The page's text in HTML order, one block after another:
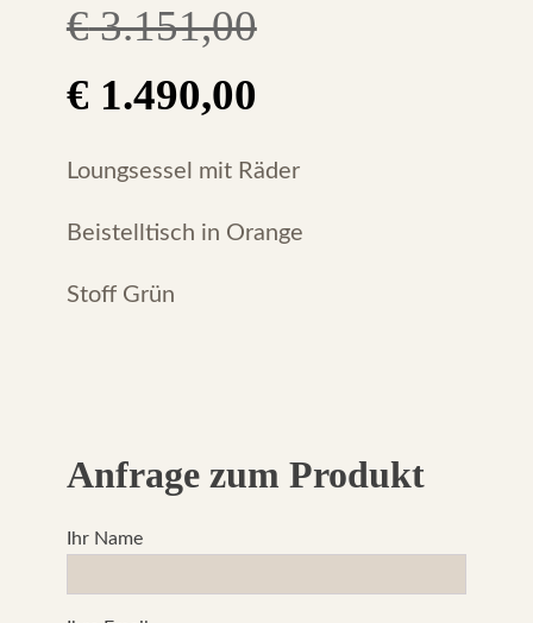
€3.151,00
Original
price
was:
€ 3.151,00.
€ 1.490,00
price
is:
Loungsessel mit Räder
Beistelltisch in Orange
Stoff Grün
Anfrage zum Produkt
Ihr Name